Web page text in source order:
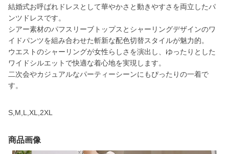
結婚式お呼ばれドレスとして華やかさと動きやすさを両立したパ
ンツドレスです。
シアー素材のパフスリーブトップスとシャーリングデザインのワ
イドパンツを組み合わせた斬新な配色切替スタイルが魅力的。
ウエストのシャーリングが女性らしさを演出し、ゆったりとした
ワイドシルエットで快適な着心地を実現します。
二次会やカジュアルなパーティーシーンにもぴったりの一着で
す。
S,M,L,XL,2XL
商品画像